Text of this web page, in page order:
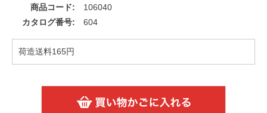
商品コード
106040
カタログ番号
604
荷造送料165円